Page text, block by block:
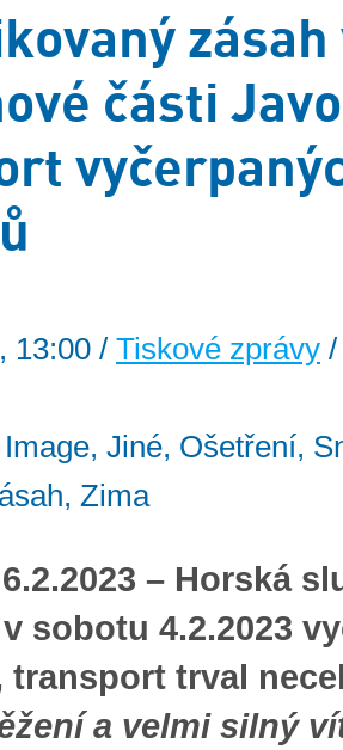
zásah
části
13:00 / Tiskové zprávy
Jiné, Ošetření,
Zima
– Horská
sobotu 4.2.2023
transport trval
a velmi silný